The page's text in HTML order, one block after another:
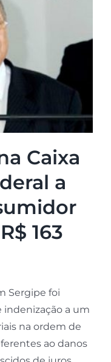
Caixa
a
163
Sergipe foi
a um
na ordem de
ao danos